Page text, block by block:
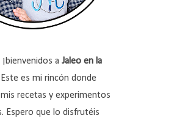
a Jaleo en la
es mi rincón donde
recetas y experimentos
Espero que lo disfrutéis